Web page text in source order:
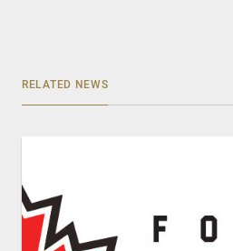
RELATED NEWS